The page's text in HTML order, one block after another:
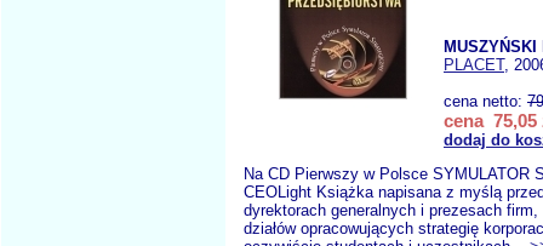
MUSZYŃSKI
PLACET,
cena netto:
cena 75,05
dodaj do
Na CD Pierwszy w Polsce SYMULATOR
CEOLight Książka napisana z myślą
dyrektorach generalnych i prezesach
działów opracowujących strategię